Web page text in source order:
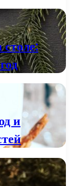
и